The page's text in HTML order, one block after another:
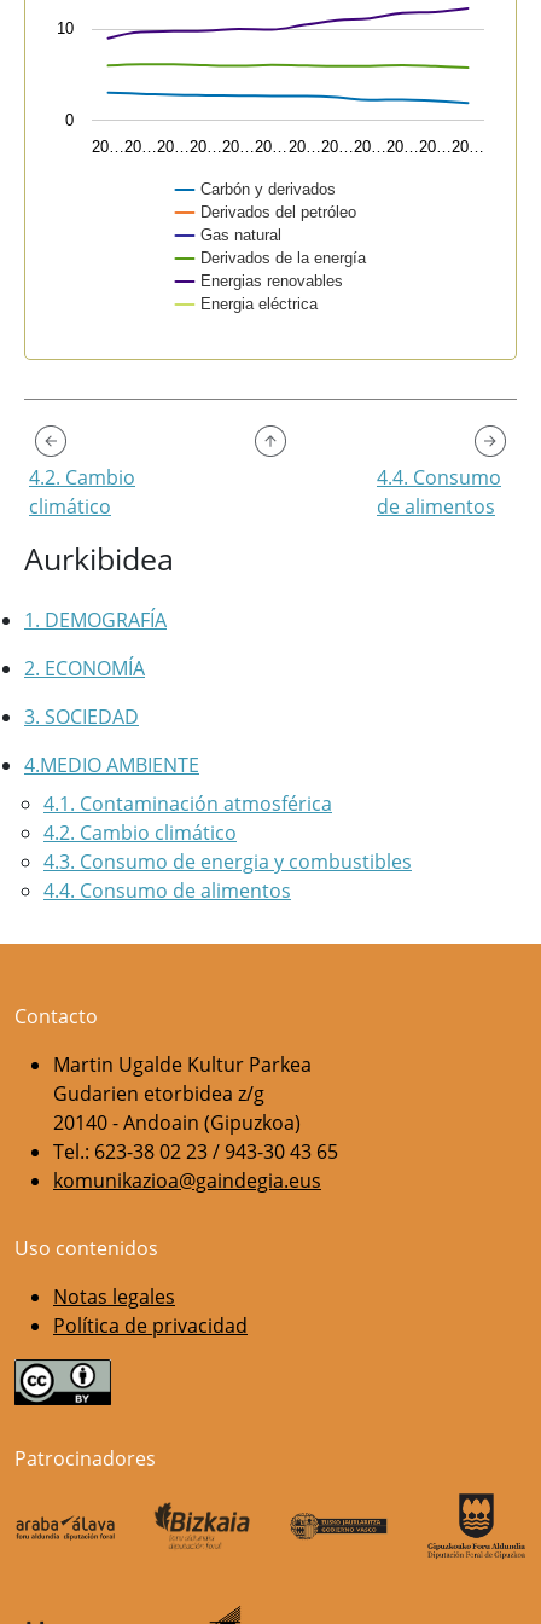
Aurkibidea
1. DEMOGRAFÍA
2. ECONOMÍA
3. SOCIEDAD
4.MEDIO AMBIENTE
4.1. Contaminación atmosférica
4.2. Cambio climático
4.3. Consumo de energia y combustibles
4.4. Consumo de alimentos
Carbón y derivados
Derivados del petróleo
Gas natural
Derivados de la energía
Energias renovables
Energia eléctrica
20…20…20…20…20…20…20…20…20…20…20…20…
0
10
4.2. Cambio
climático
4.4. Consumo
de alimentos
Contacto
Martin Ugalde Kultur Parkea
Gudarien etorbidea z/g
20140 - Andoain (Gipuzkoa)
Tel.: 623-38 02 23 / 943-30 43 65
komunikazioa@gaindegia.eus
Uso contenidos
Notas legales
Política de privacidad
Patrocinadores